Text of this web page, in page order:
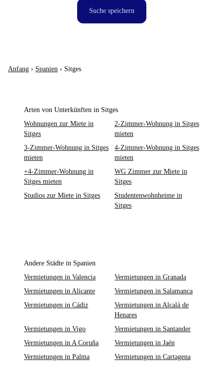
Suche speichern
Anfang › Spanien › Sitges
Arten von Unterkünften in Sitges
Wohnungen zur Miete in
Sitges
2-Zimmer-Wohnung in Sitges
mieten
3-Zimmer-Wohnung in Sitges
mieten
4-Zimmer-Wohnung in Sitges
mieten
+4-Zimmer-Wohnung in
Sitges mieten
WG Zimmer zur Miete in
Sitges
Studios zur Miete in Sitges
Studentenwohnheime in
Sitges
Andere Städte in Spanien
Vermietungen in Valencia
Vermietungen in Granada
Vermietungen in Alicante
Vermietungen in Salamanca
Vermietungen in Cádiz
Vermietungen in Alcalá de
Henares
Vermietungen in Vigo
Vermietungen in Santander
Vermietungen in A Coruña
Vermietungen in Jaén
Vermietungen in Palma
Vermietungen in Cartagena